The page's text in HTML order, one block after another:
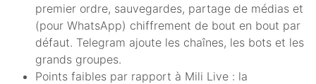
premier ordre, sauvegardes, partage de médias et
(pour WhatsApp) chiffrement de bout en bout par
défaut. Telegram ajoute les chaînes, les bots et les
grands groupes.
Points faibles par rapport à Mili Live : la